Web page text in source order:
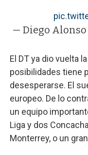
— Diego Alonso
El DT ya dio vuelta
posibilidades tiene
desesperarse. El
europeo. De lo
un equipo
Liga y dos
Monterrey, o un